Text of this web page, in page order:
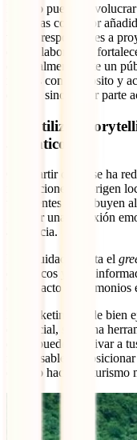
Incluso puedes
turísticas con valor
visitas responsables a
esta colaboración
especialmente ante un
marcas con propósito y
dinero, sino de ser parte
19. Utilizar
auténtico
Compartir cómo se ha
instalaciones, el origen
tus clientes contribuyen
generar una conexión
audiencia.
Pero cuidado: evita el
escépticos y bien
de impacto y
El marketing verde bien
comercial, sino una
de él, puedes motivar a
responsables y
cambio hacia un